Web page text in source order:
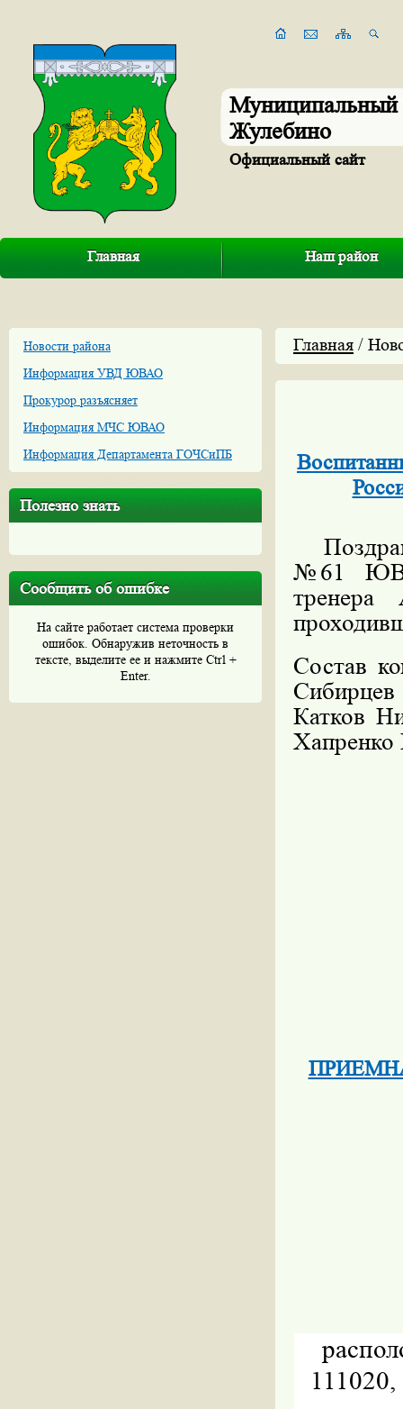
Муниципальный
Жулебино
Официальный сайт
Главная Наш район
Новости района
Информация УВД ЮВАО
Прокурор разъясняет
Информация МЧС ЮВАО
Информация Департамента ГОЧСиПБ
Полезно знать
Сообщить об ошибке
На сайте работает система проверки
ошибок. Обнаружив неточность в
тексте, выделите ее и нажмите Ctrl +
Enter.
Главная /
№61
Состав
Катков
Хапренко
111020,